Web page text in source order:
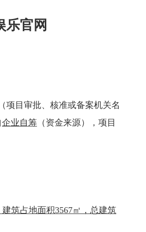
乐官网
（项目审批、核准或备案机关名
企业自筹 （资金来源），项目
筑占地面积3567㎡，总建筑